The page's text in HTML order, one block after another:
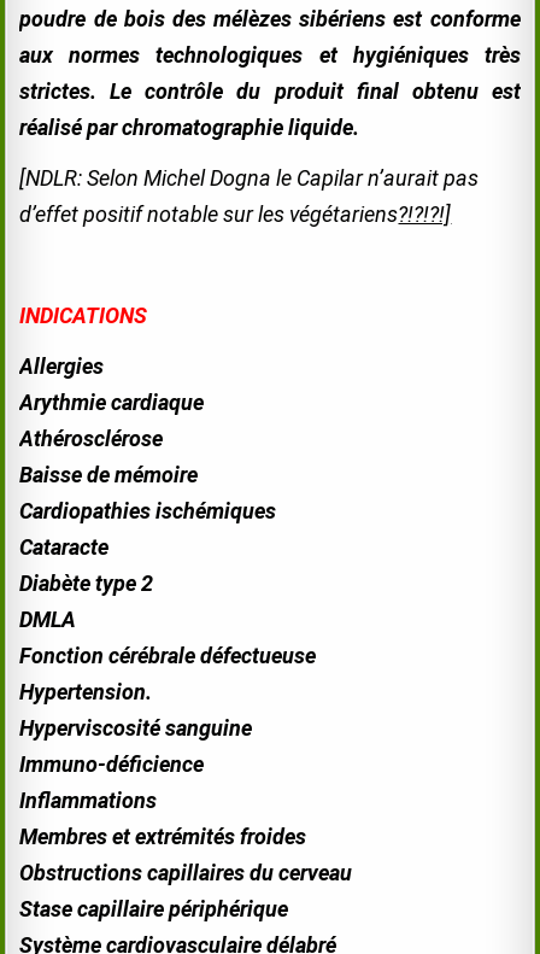
poudre de bois des mélèzes sibériens est conforme
aux normes technologiques et hygiéniques très
strictes. Le contrôle du produit final obtenu est
réalisé par chromatographie liquide.
[NDLR: Selon Michel Dogna le Capilar n’aurait pas
d’effet positif notable sur les végétariens?!?!?!]
INDICATIONS
Allergies
Arythmie cardiaque
Athérosclérose
Baisse de mémoire
Cardiopathies ischémiques
Cataracte
Diabète type 2
DMLA
Fonction cérébrale défectueuse
Hypertension.
Hyperviscosité sanguine
Immuno-déficience
Inflammations
Membres et extrémités froides
Obstructions capillaires du cerveau
Stase capillaire périphérique
Système cardiovasculaire délabré